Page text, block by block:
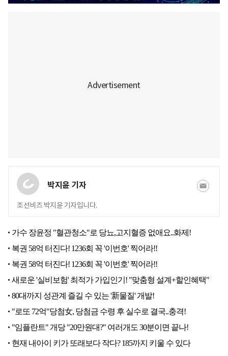
박지윤 기자
조선비즈 박지윤 기자입니다.